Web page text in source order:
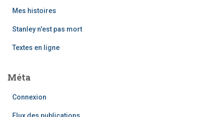
Mes histoires
Stanley n'est pas mort
Textes en ligne
Méta
Connexion